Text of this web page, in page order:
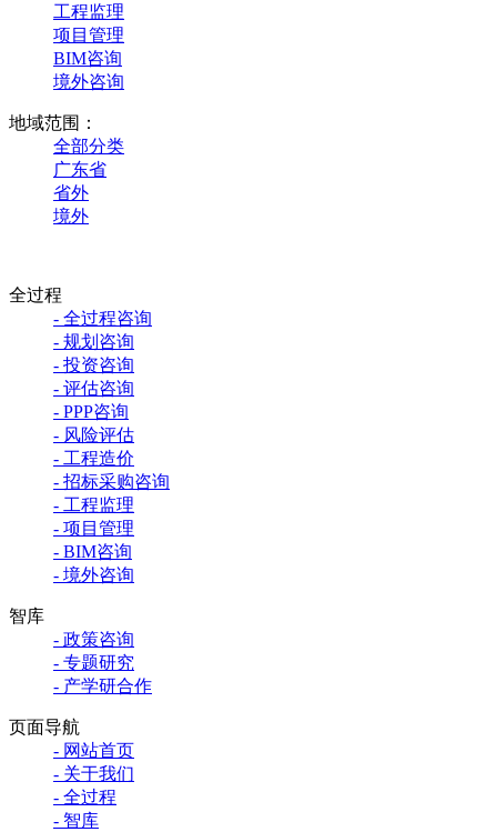
工程监理
项目管理
BIM咨询
境外咨询
地域范围：
全部分类
广东省
省外
境外
全过程
- 全过程咨询
- 规划咨询
- 投资咨询
- 评估咨询
- PPP咨询
- 风险评估
- 工程造价
- 招标采购咨询
- 工程监理
- 项目管理
- BIM咨询
- 境外咨询
智库
- 政策咨询
- 专题研究
- 产学研合作
页面导航
- 网站首页
- 关于我们
- 全过程
- 智库